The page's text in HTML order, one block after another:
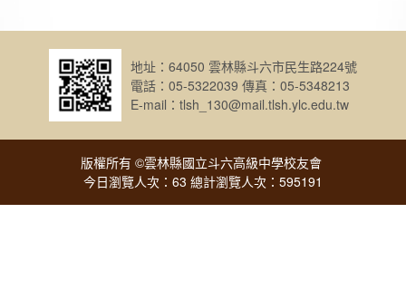
地址：64050 雲林縣斗六市民生路224號
電話：05-5322039 傳真：05-5348213
E-mail：tlsh_130@mail.tlsh.ylc.edu.tw
版權所有 ©雲林縣國立斗六高級中學校友會
今日瀏覽人次：63 總計瀏覽人次：595191